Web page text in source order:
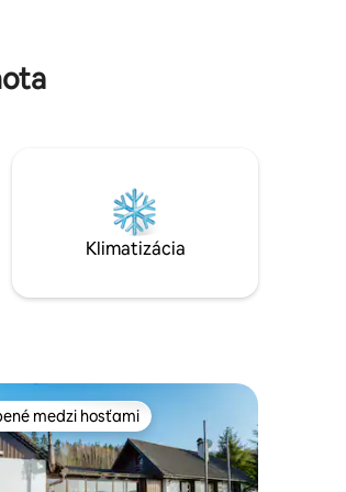
Klimatizácia
medzi hosťami
medzi hosťami